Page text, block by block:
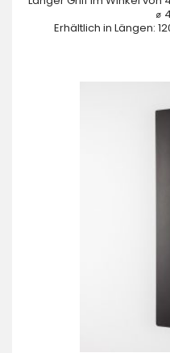
⌀
Erhältlich in Längen: